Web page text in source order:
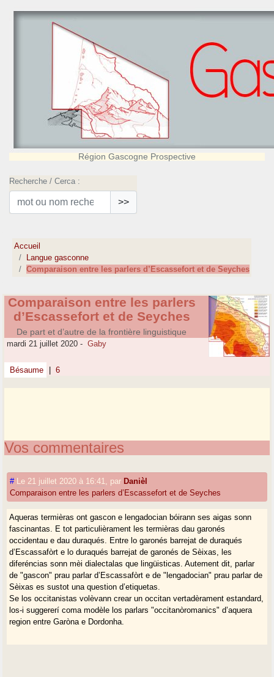
Région Gascogne Prospective
Recherche / Cerca :
>>
Accueil
Langue gasconne
Comparaison entre les parlers d’Escassefort et de Seyches
Comparaison entre les parlers
d’Escassefort et de Seyches
De part et d’autre de la frontière linguistique
mardi 21 juillet 2020 - Gaby
Bésaume 6
Vos commentaires
# Le 21 juillet 2020 à 16:41 par Danièl
Comparaison entre les parlers d’Escassefort et de Seyches
Aqueras termièras ont gascon e lengadocian bóirann ses aigas sonn
fascinantas. E tot particulièrament les termièras dau garonés
occidentau e dau duraqués. Entre lo garonés barrejat de duraqués
d’Escassafòrt e lo duraqués barrejat de garonés de Sèixas, les
diferéncias sonn mèi dialectalas que lingüisticas. Autement dit, parlar
de "gascon" prau parlar d’Escassafòrt e de "lengadocian" prau parlar de
Sèixas es sustot una question d’etiquetas.
Se los occitanistas volèvann crear un occitan vertadèrament estandard,
los-i suggererí coma modèle los parlars "occitanòromanics" d’aquera
region entre Garòna e Dordonha.